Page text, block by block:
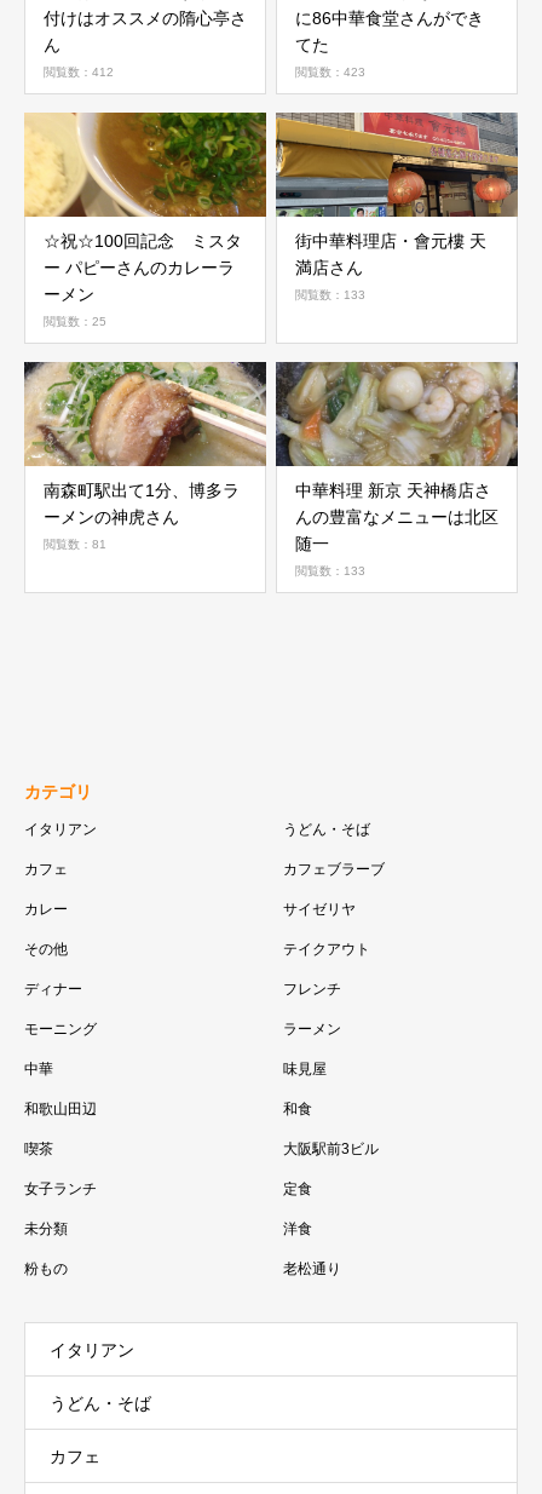
付けはオススメの隋心亭さ
ん
閲覧数：412
に86中華食堂さんができ
てた
閲覧数：423
☆祝☆100回記念 ミスタ
ー パピーさんのカレーラ
ーメン
閲覧数：25
街中華料理店・會元樓 天
満店さん
閲覧数：133
南森町駅出て1分、博多ラ
ーメンの神虎さん
閲覧数：81
中華料理 新京 天神橋店さ
んの豊富なメニューは北区
随一
閲覧数：133
カテゴリ
イタリアン うどん・そば
カフェ カフェブラーブ
カレー サイゼリヤ
その他 テイクアウト
ディナー フレンチ
モーニング ラーメン
中華 味見屋
和歌山田辺 和食
喫茶 大阪駅前3ビル
女子ランチ 定食
未分類 洋食
粉もの 老松通り
イタリアン
うどん・そば
カフェ